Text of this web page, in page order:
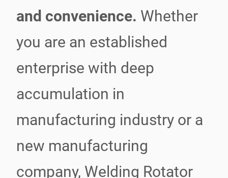
and convenience. Whether
you are an established
enterprise with deep
accumulation in
manufacturing industry or a
new manufacturing
company, Welding Rotator